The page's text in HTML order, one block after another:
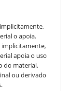
o apoia.
implicitamente,
apoia o uso
do material.
ou derivado